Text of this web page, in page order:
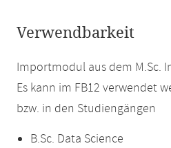
Verwendbarkeit
Importmodul aus dem M.Sc.
Es kann im FB12 verwendet
bzw. in den Studiengängen
B.Sc. Data Science